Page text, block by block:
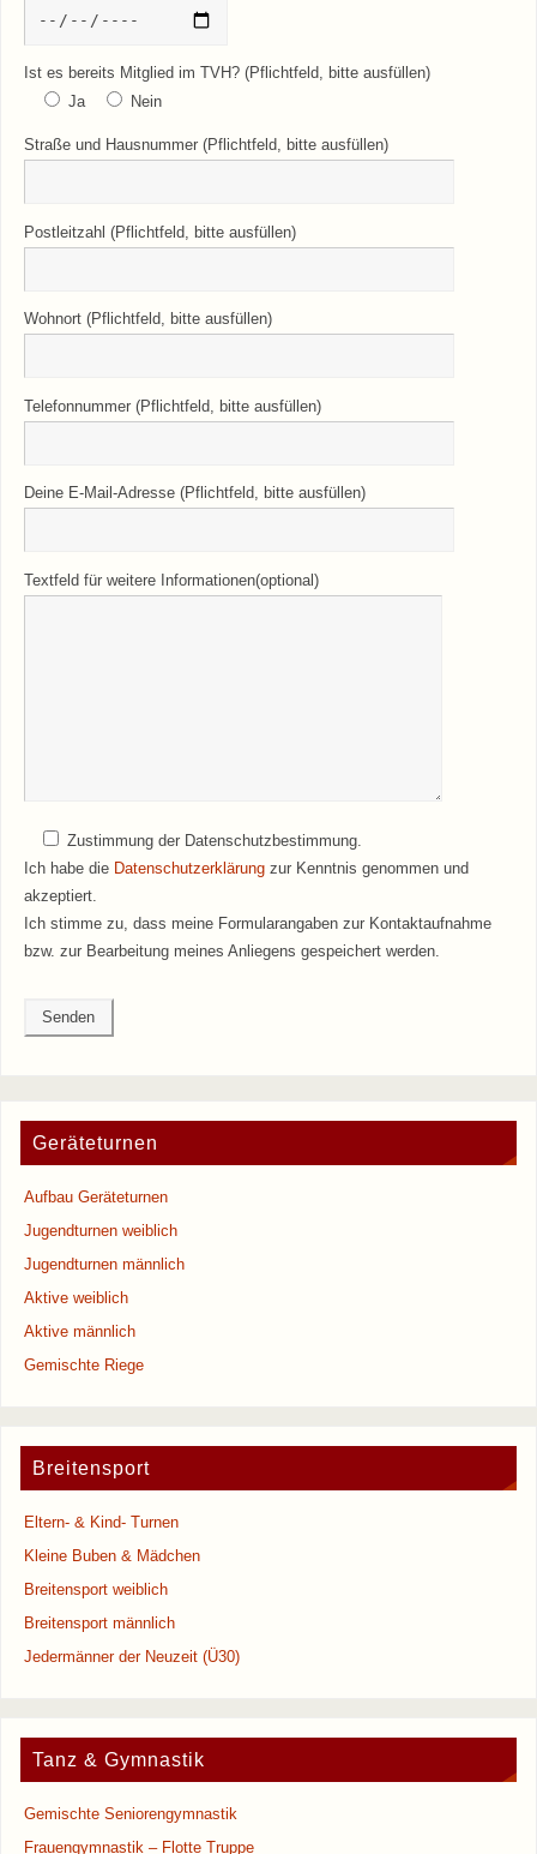
Ist es bereits Mitglied im TVH? (Pflichtfeld, bitte ausfüllen)
Ja
Nein
Straße und Hausnummer (Pflichtfeld, bitte ausfüllen)
Postleitzahl (Pflichtfeld, bitte ausfüllen)
Wohnort (Pflichtfeld, bitte ausfüllen)
Telefonnummer (Pflichtfeld, bitte ausfüllen)
Deine E-Mail-Adresse (Pflichtfeld, bitte ausfüllen)
Textfeld für weitere Informationen(optional)
Zustimmung der Datenschutzbestimmung.
Ich habe die Datenschutzerklärungzur Kenntnis genommen und
akzeptiert.
Ich stimme zu, dass meine Formularangaben zur Kontaktaufnahme
bzw. zur Bearbeitung meines Anliegens gespeichert werden.
s
d
i
e
l
d
l
r
.
Geräteturnen
Aufbau Geräteturnen
Jugendturnen weiblich
Jugendturnen männlich
Aktive weiblich
Aktive männlich
Gemischte Riege
Breitensport
Eltern- & Kind- Turnen
Kleine Buben & Mädchen
Breitensport weiblich
Breitensport männlich
Jedermänner der Neuzeit (Ü30)
Tanz & Gymnastik
Gemischte Seniorengymnastik
Frauengymnastik – Flotte Truppe